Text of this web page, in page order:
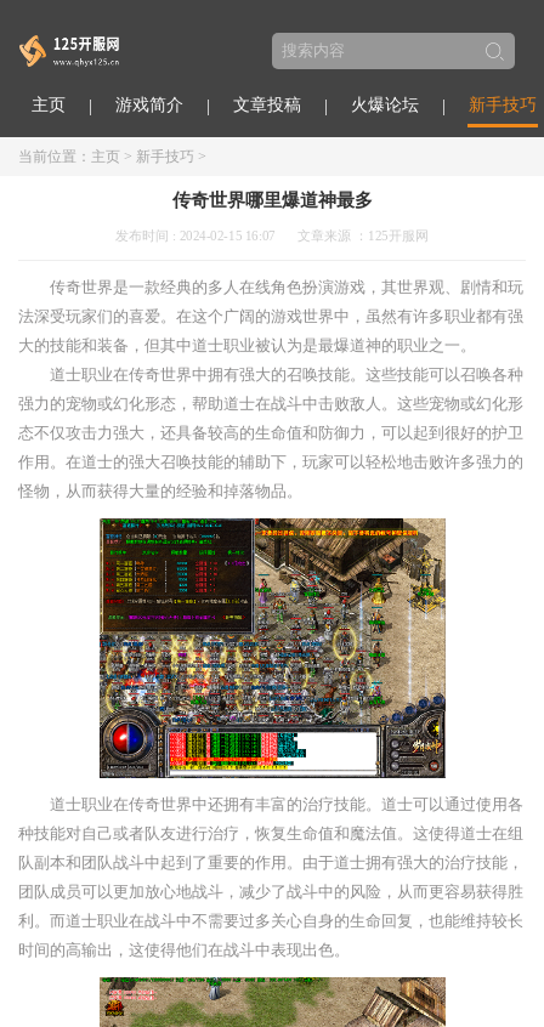
主页 游戏简介 文章投稿 火爆论坛 新手技巧
当前位置： 主页 > 新手技巧 >
传奇世界哪里爆道神最多
发布时间 : 2024-02-15 16:07 文章来源 ：125开服网
传奇世界是一款经典的多人在线角色扮演游戏，其世界观、剧情和玩
法深受玩家们的喜爱。在这个广阔的游戏世界中，虽然有许多职业都有强
大的技能和装备，但其中道士职业被认为是最爆道神的职业之一。
道士职业在传奇世界中拥有强大的召唤技能。这些技能可以召唤各种
强力的宠物或幻化形态，帮助道士在战斗中击败敌人。这些宠物或幻化形
态不仅攻击力强大，还具备较高的生命值和防御力，可以起到很好的护卫
作用。在道士的强大召唤技能的辅助下，玩家可以轻松地击败许多强力的
怪物，从而获得大量的经验和掉落物品。
道士职业在传奇世界中还拥有丰富的治疗技能。道士可以通过使用各
种技能对自己或者队友进行治疗，恢复生命值和魔法值。这使得道士在组
队副本和团队战斗中起到了重要的作用。由于道士拥有强大的治疗技能，
团队成员可以更加放心地战斗，减少了战斗中的风险，从而更容易获得胜
利。而道士职业在战斗中不需要过多关心自身的生命回复，也能维持较长
时间的高输出，这使得他们在战斗中表现出色。